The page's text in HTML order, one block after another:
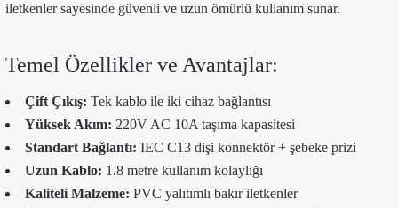
iletkenler sayesinde güvenli ve uzun ömürlü kullanım sunar.
Temel Özellikler ve Avantajlar:
Çift Çıkış: Tek kablo ile iki cihaz bağlantısı
Yüksek Akım: 220V AC 10A taşıma kapasitesi
Standart Bağlantı: IEC C13 dişi konnektör + şebeke prizi
Uzun Kablo: 1.8 metre kullanım kolaylığı
Kaliteli Malzeme: PVC yalıtımlı bakır iletkenler